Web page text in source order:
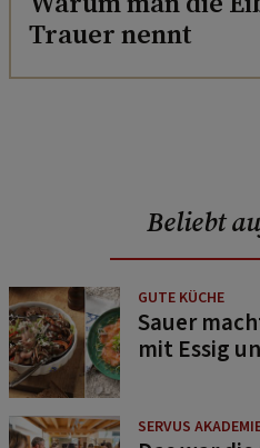
Trauer nennt
Beliebt
GUTE KÜCHE
Sauer
mit Essig
SERVUS